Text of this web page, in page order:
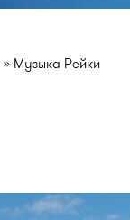
» Музыка Рейки